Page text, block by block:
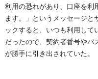
利用の恐れがあり、口座を利
ます。」というメッセージと
ックすると、いつも利用して
だったので、契約者番号やパ
が勝手に引き出されていた。